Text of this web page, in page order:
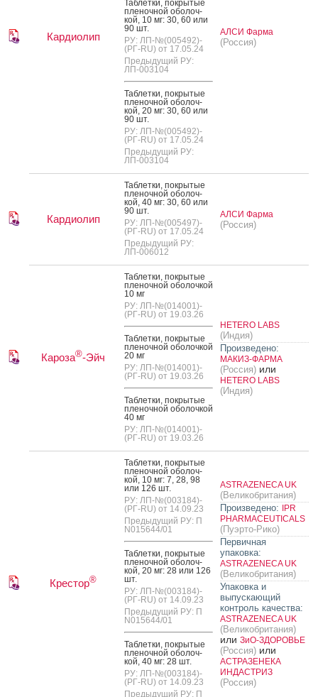
Кардиолип
Таб­летки, пок­ры­тые
пле­ноч­ной обо­лоч­
кой, 10 мг: 30, 60 или
90 шт.
РУ: ЛП-№(005492)-
(РГ-RU) от 17.05.24
Предыдущий РУ:
ЛП-003104
Таб­летки, пок­ры­тые
пле­ноч­ной обо­лоч­
кой, 20 мг: 30, 60 или
90 шт.
РУ: ЛП-№(005492)-
(РГ-RU) от 17.05.24
Предыдущий РУ:
ЛП-003104
АЛСИ Фарма
(Россия)
Кардиолип
Таб­летки, пок­ры­тые
пле­ноч­ной обо­лоч­
кой, 40 мг: 30, 60 или
90 шт.
РУ: ЛП-№(005497)-
(РГ-RU) от 17.05.24
Предыдущий РУ:
ЛП-006012
АЛСИ Фарма
(Россия)
Кароза®-Эйч
Таб­летки, пок­ры­тые
пле­ноч­ной обо­лоч­кой
10 мг
РУ: ЛП-№(014001)-
(РГ-RU) от 19.03.26
Таб­летки, пок­ры­тые
пле­ноч­ной обо­лоч­кой
20 мг
РУ: ЛП-№(014001)-
(РГ-RU) от 19.03.26
Таб­летки, пок­ры­тые
пле­ноч­ной обо­лоч­кой
40 мг
РУ: ЛП-№(014001)-
(РГ-RU) от 19.03.26
HETERO LABS
(Индия)
Произведено:
МАКИЗ-ФАРМА
(Россия) или
HETERO LABS
(Индия)
Крестор®
Таб­летки, пок­ры­тые
пле­ноч­ной обо­лоч­
кой, 10 мг: 7, 28, 98
или 126 шт.
РУ: ЛП-№(003184)-
(РГ-RU) от 14.09.23
Предыдущий РУ: П
N015644/01
Таб­летки, пок­ры­тые
пле­ноч­ной обо­лоч­
кой, 20 мг: 28 или 126
шт.
РУ: ЛП-№(003184)-
(РГ-RU) от 14.09.23
Предыдущий РУ: П
N015644/01
Таб­летки, пок­ры­тые
пле­ноч­ной обо­лоч­
кой, 40 мг: 28 шт.
РУ: ЛП-№(003184)-
(РГ-RU) от 14.09.23
Предыдущий РУ: П
ASTRAZENECA UK
(Великобритания)
Произведено: IPR
PHARMACEUTICALS
(Пуэрто-Рико)
Первичная
упаковка:
ASTRAZENECA UK
(Великобритания)
Упаковка и
выпускающий
контроль качества:
ASTRAZENECA UK
(Великобритания)
или ЗиО-ЗДОРОВЬЕ
(Россия) или
АСТРАЗЕНЕКА
ИНДАСТРИЗ
(Россия)